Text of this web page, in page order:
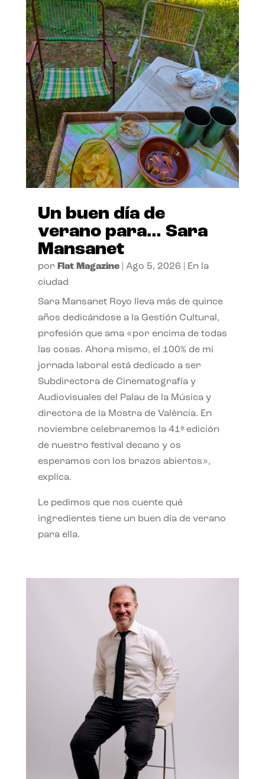
Un buen día de
verano para… Sara
Mansanet
por Flat Magazine| Ago 5, 2026
En la
ciudad
Sara Mansanet Royo lleva más de quince
años dedicándose a la Gestión Cultural,
profesión que ama «por encima de todas
las cosas. Ahora mismo, el 100% de mi
jornada laboral está dedicado a ser
Subdirectora de Cinematografía y
Audiovisuales del Palau de la Música y
directora de la Mostra de València. En
noviembre celebraremos la 41ª edición
de nuestro festival decano y os
esperamos con los brazos abiertos»,
explica.
Le pedimos que nos cuente qué
ingredientes tiene un buen día de verano
para ella.